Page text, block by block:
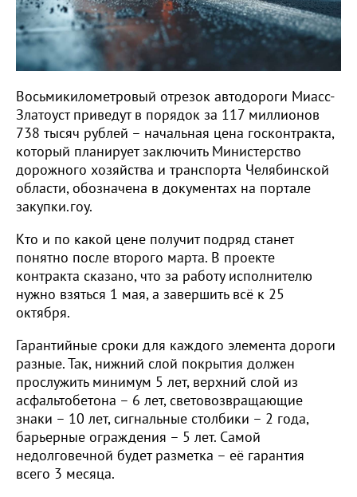
Восьмикилометровый отрезок автодороги Миасс-
Златоуст приведут в порядок за 117 миллионов
738 тысяч рублей – начальная цена госконтракта,
который планирует заключить Министерство
дорожного хозяйства и транспорта Челябинской
области, обозначена в документах на портале
закупки.гоу.
Кто и по какой цене получит подряд станет
понятно после второго марта. В проекте
контракта сказано, что за работу исполнителю
нужно взяться 1 мая, а завершить всё к 25
октября.
Гарантийные сроки для каждого элемента дороги
разные. Так, нижний слой покрытия должен
прослужить минимум 5 лет, верхний слой из
асфальтобетона – 6 лет, световозвращающие
знаки – 10 лет, сигнальные столбики – 2 года,
барьерные ограждения – 5 лет. Самой
недолговечной будет разметка – её гарантия
всего 3 месяца.